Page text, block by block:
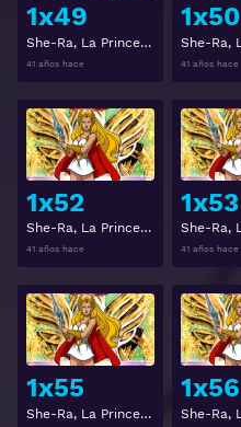
1x49
She-Ra, La Princesa del Poder Temporada 1 Capitulo 49
41 años hace
1x50
41 años hace
1x52
She-Ra, La Princesa del Poder Temporada 1 Capitulo 52
41 años hace
Ver
1x53
41 años hace
1x55
She-Ra, La Princesa del Poder Temporada 1 Capitulo 55
Ver
1x56